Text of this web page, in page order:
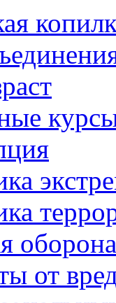
оборона
от